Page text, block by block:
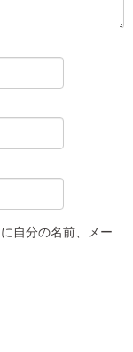
自分の名前、メー